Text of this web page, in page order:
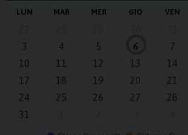
LUN MAR MER GIO VEN
3
4 5 6 7
10
11 12 13 14
17
18 19 20 21
24
25 26 27 28
31